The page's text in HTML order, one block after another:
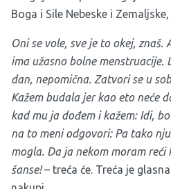
Boga i Sile Nebeske i
Oni se vole, sve je to okej, znaš.
ima užasno bolne menstruacije.
dan, nepomična. Zatvori se u
Kažem budala jer kao eto neće
kad mu ja dođem i kažem: Idi,
na to meni odgovori: Pa tako
mogla. Da ja nekom moram reći
šanse!– treća će. Treća je